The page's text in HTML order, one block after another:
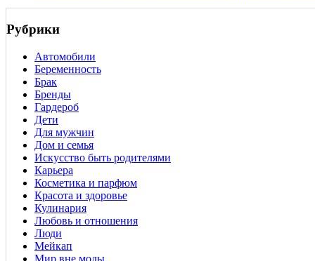
Рубрики
Автомобили
Беременность
Брак
Бренды
Гардероб
Дети
Для мужчин
Дом и семья
Искусство быть родителями
Карьера
Косметика и парфюм
Красота и здоровье
Кулинария
Любовь и отношения
Люди
Мейкап
Мир вне моды